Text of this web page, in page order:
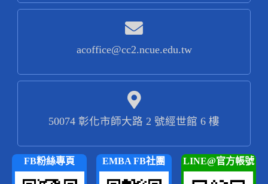
acoffice@cc2.ncue.edu.tw
50074 彰化市師大路 2 號經世館 6 樓
FB粉絲專頁 EMBA FB社團 LINE@官方帳號